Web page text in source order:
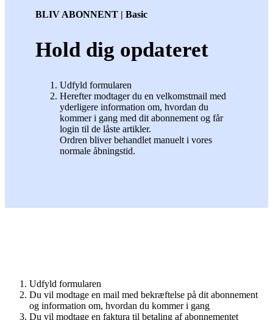
BLIV ABONNENT | Basic
Hold dig opdateret
Udfyld formularen
Herefter modtager du en velkomstmail med
yderligere information om, hvordan du
kommer i gang med dit abonnement og får
login til de låste artikler.
Ordren bliver behandlet manuelt i vores
normale åbningstid.
Udfyld formularen
Du vil modtage en mail med bekræftelse på dit abonnement
og information om, hvordan du kommer i gang
Du vil modtage en faktura til betaling af abonnementet